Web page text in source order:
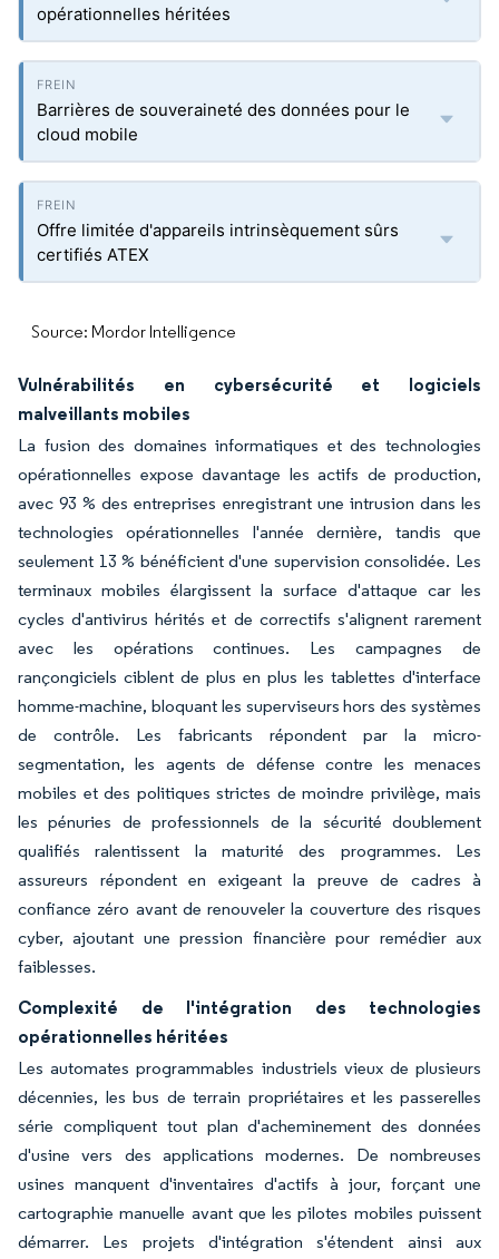
opérationnelles héritées
Barrières de souveraineté des données pour le
cloud mobile
Offre limitée d'appareils intrinsèquement sûrs
certifiés ATEX
Source: Mordor Intelligence
Vulnérabilités en cybersécurité et logiciels
malveillants mobiles
La fusion des domaines informatiques et des technologies
opérationnelles expose davantage les actifs de production,
avec 93 % des entreprises enregistrant une intrusion dans les
technologies opérationnelles l'année dernière, tandis que
seulement 13 % bénéficient d'une supervision consolidée. Les
terminaux mobiles élargissent la surface d'attaque car les
cycles d'antivirus hérités et de correctifs s'alignent rarement
avec les opérations continues. Les campagnes de
rançongiciels ciblent de plus en plus les tablettes d'interface
homme-machine, bloquant les superviseurs hors des systèmes
de contrôle. Les fabricants répondent par la micro-
segmentation, les agents de défense contre les menaces
mobiles et des politiques strictes de moindre privilège, mais
les pénuries de professionnels de la sécurité doublement
qualifiés ralentissent la maturité des programmes. Les
assureurs répondent en exigeant la preuve de cadres à
confiance zéro avant de renouveler la couverture des risques
cyber, ajoutant une pression financière pour remédier aux
faiblesses.
Complexité de l'intégration des technologies
opérationnelles héritées
Les automates programmables industriels vieux de plusieurs
décennies, les bus de terrain propriétaires et les passerelles
série compliquent tout plan d'acheminement des données
d'usine vers des applications modernes. De nombreuses
usines manquent d'inventaires d'actifs à jour, forçant une
cartographie manuelle avant que les pilotes mobiles puissent
démarrer. Les projets d'intégration s'étendent ainsi aux